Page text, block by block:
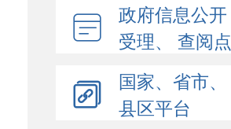
政府信息公开
受理、 查阅点
国家、省市、
县区平台